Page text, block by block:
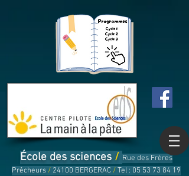
École des sciences / Rue des Frères
Prêcheurs /24100 BERGERAC /Tel : 05 53 73 84 19